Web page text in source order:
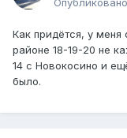
Опубликовано
Как придётся, у меня
районе 18-19-20 не
14 с Новокосино и
было.